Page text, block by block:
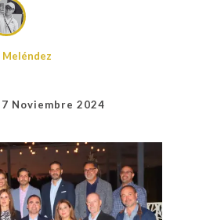
Meléndez
Noviembre 2024